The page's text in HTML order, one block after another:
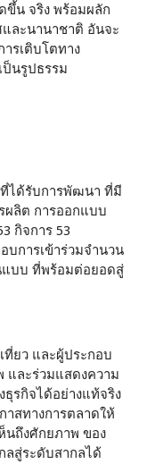
น จริง พร้อมผลัก
ละนานาชาติ อันจะ
ารเติบโตทาง
ป็นรูปธรรม
ได้รับการพัฒนา ที่มี
ผลิต การออกแบบ
กิจการ 53
การเข้าร่วมจำนวน
บบ ที่พร้อมต่อยอดสู่
ที่ยว และผู้ประกอบ
ละร่วมแสดงความ
รกิจได้อย่างแท้จริง
าสทางการตลาดให้
นถึงศักยภาพ ของ
สู่ระดับสากลได้